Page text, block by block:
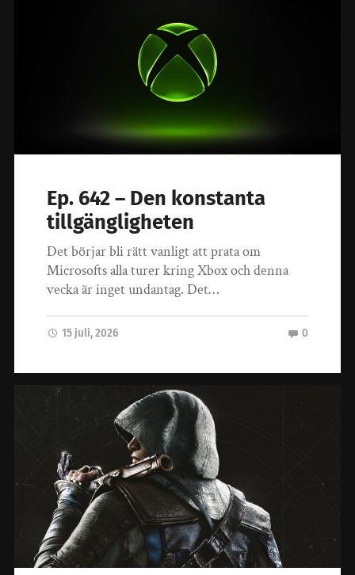
Ep. 642 – Den konstanta
tillgängligheten
Det börjar bli rätt vanligt att prata om
Microsofts alla turer kring Xbox och denna
vecka är inget undantag. Det…
15 juli, 2026 0